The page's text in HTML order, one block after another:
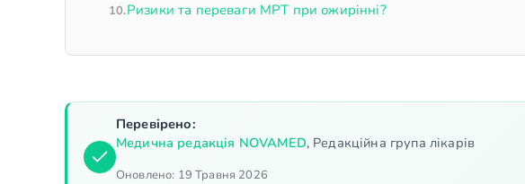
Ризики та переваги МРТ при ожирінні?
Перевірено:
Медична редакція NOVAMED, Редакційна група лікарів
Оновлено: 19 Травня 2026